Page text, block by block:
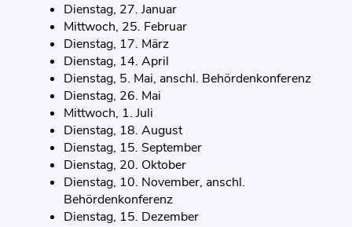
Dienstag, 27. Januar
Mittwoch, 25. Februar
Dienstag, 17. März
Dienstag, 14. April
Dienstag, 5. Mai, anschl. Behördenkonferenz
Dienstag, 26. Mai
Mittwoch, 1. Juli
Dienstag, 18. August
Dienstag, 15. September
Dienstag, 20. Oktober
Dienstag, 10. November, anschl.
Behördenkonferenz
Dienstag, 15. Dezember